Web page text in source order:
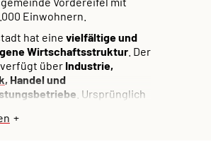
Einwohnern.
hat eine vielfältige und
Wirtschaftsstruktur. Der
über Industrie,
, Handel und
. Ursprünglich
Stein- und Erdenindustrie